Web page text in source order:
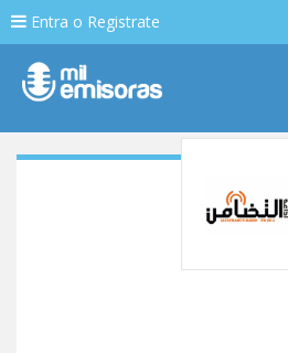
Entra o Registrate